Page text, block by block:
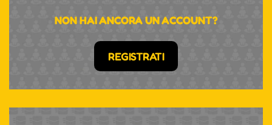
NON HAI ANCORA UN ACCOUNT?
REGISTRATI